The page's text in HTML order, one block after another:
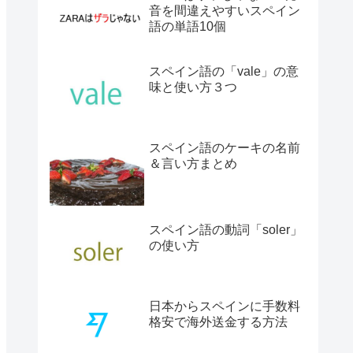
音を間違えやすいスペイン
語の単語10個
スペイン語の「vale」の意
味と使い方３つ
スペイン語のケーキの名前
＆言い方まとめ
スペイン語の動詞「soler」
の使い方
日本からスペインに手数料
格安で海外送金する方法